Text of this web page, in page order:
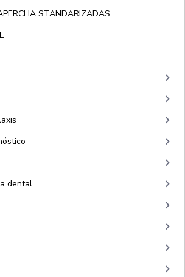
STANDARIZADAS
keyboard_arrow_right
keyboard_arrow_right
keyboard_arrow_right
keyboard_arrow_right
keyboard_arrow_right
dental keyboard_arrow_right
keyboard_arrow_right
keyboard_arrow_right
keyboard_arrow_right
keyboard_arrow_right